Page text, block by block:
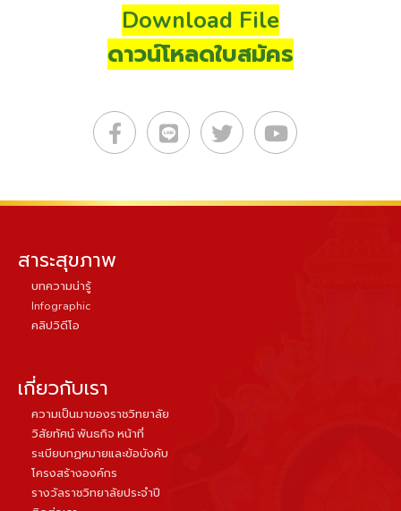
Download File
ดาวน์โหลดใบสมัคร
สาระสุขภาพ
บทความน่ารู้
Infographic
คลิปวิดีโอ
เกี่ยวกับเรา
ความเป็นมาของราชวิทยาลัย
วิสัยทัศน์ พันธกิจ หน้าที่
ระเบียบกฏหมายและข้อบังคับ
โครงสร้างองค์กร
รางวัลราชวิทยาลัยประจำปี